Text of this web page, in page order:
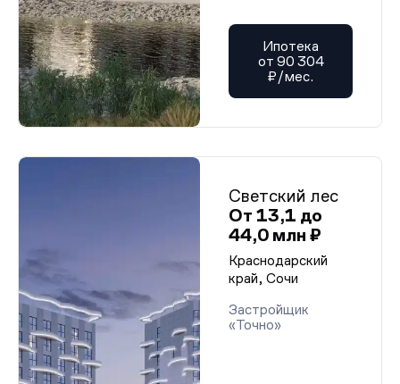
Ипотека
от 90 304
₽/мес.
Светский лес
От 13,1 до
44,0 млн ₽
Краснодарский
край, Сочи
Застройщик
«Точно»